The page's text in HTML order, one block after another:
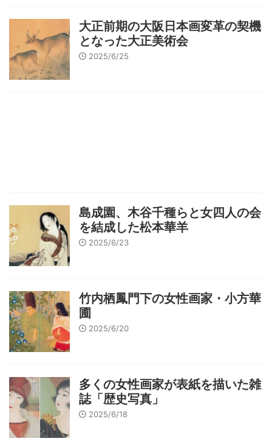
大正前期の大阪日本画変革の契機
となった大正美術会
2025/6/25
島成園、木谷千種らと女四人の会
を結成した松本華羊
2025/6/23
竹内栖鳳門下の女性画家・小方華
圃
2025/6/20
多くの女性画家が表紙を描いた雑
誌「歴史写真」
2025/6/18